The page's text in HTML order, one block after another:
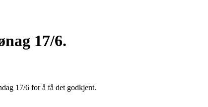
17/6.
17/6 for å få det godkjent.